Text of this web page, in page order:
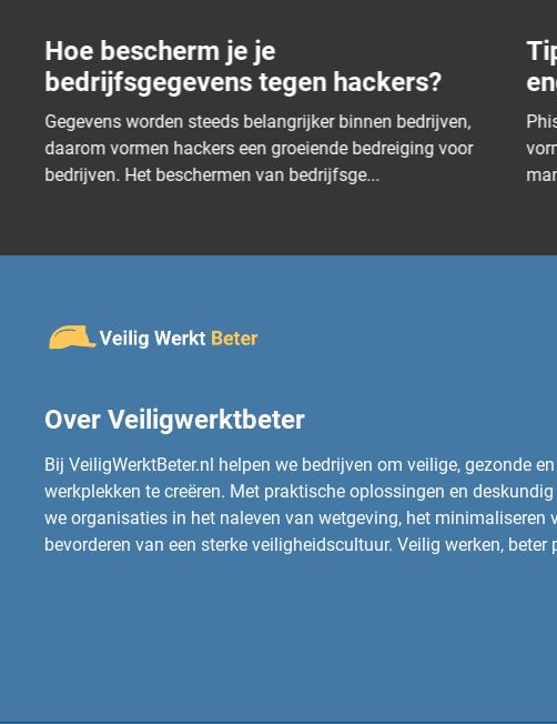
Tips om phishing en social
engineering te voorkomen
Phishing en social engineering zijn veelvoorkomende
vormen van cybercriminaliteit die gericht zijn op het
manipuleren van mensen om gevoelige info...
De
is
Over Veiligwerktbeter
Bij VeiligWerktBeter.nl helpen we bedrijven om veilige, gezonde
werkplekken te creëren. Met praktische oplossingen en
we organisaties in het naleven van wetgeving, het minimaliseren
bevorderen van een sterke veiligheidscultuur. Veilig werken, beter